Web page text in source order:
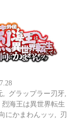
グラップラー刃牙
海王は異世界転生
にかまわんッッ
刃